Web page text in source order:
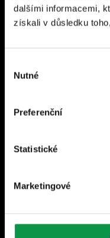
dalšími informacemi,
získali v důsledku
souhlasu
Nutné
Preferenční
Statistické
Marketingové
• Odesláním souhlasíte
odběru se můžete
Zásad ochrany